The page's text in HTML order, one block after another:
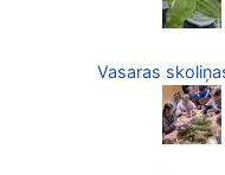
Vasaras